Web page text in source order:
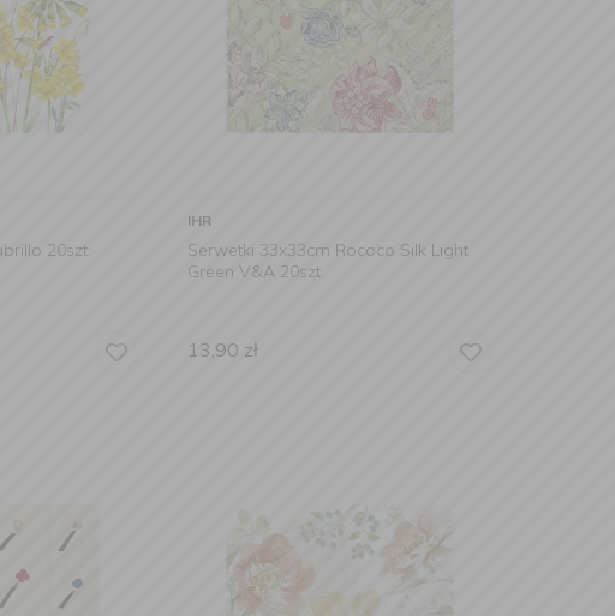
20szt.
IHR
Serwetki 33x33cm Rococo Silk Light
Green V&A 20szt.
13,90 zł